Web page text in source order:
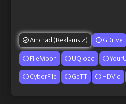
Aincrad (Reklamsız) GDrive
FileMoon UQload
CyberFile GeTT HDVid